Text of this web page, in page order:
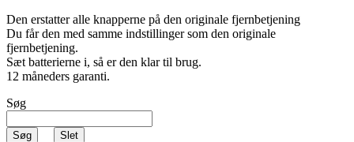
Den erstatter alle knapperne på den originale fjernbetjening
Du får den med samme indstillinger som den originale
fjernbetjening.
Sæt batterierne i, så er den klar til brug.
12 måneders garanti.
Søg